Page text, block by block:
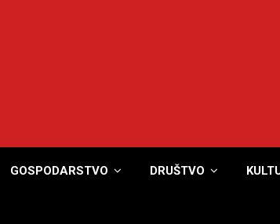
GOSPODARSTVO DRUŠTVO